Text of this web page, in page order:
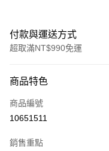
付款與運送方式
超取滿NT$990免運
信用卡一次付款
超商取貨付款
商品特色
商品編號
10651511
銷售重點